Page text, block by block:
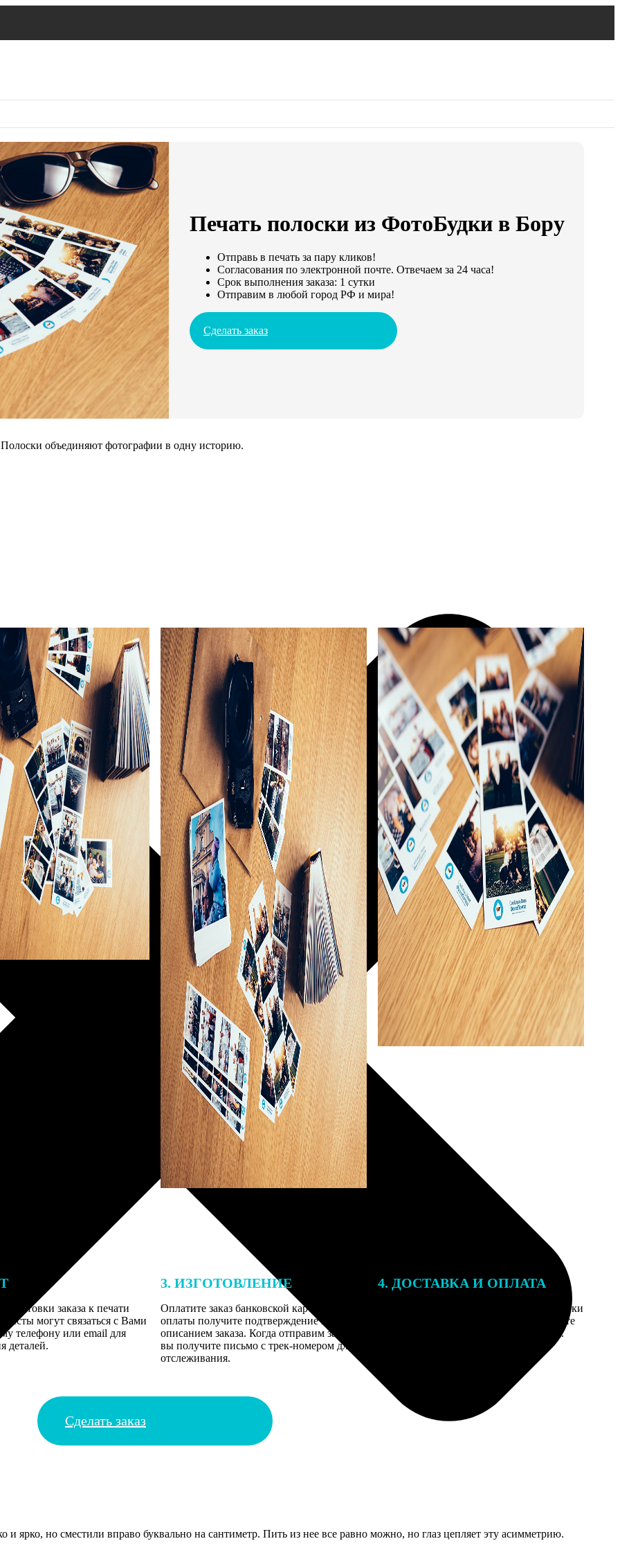
Печать полоски из ФотоБудки в Бору
Отправь в печать за пару кликов!
Согласования по электронной почте. Отвечаем за 24 часа!
Срок выполнения заказа: 1 сутки
Отправим в любой город РФ и мира!
Сделать заказ
объединяют фотографии в одну историю.
заказа к печати
могут связаться с Вами
телефону или email для
деталей.
3. ИЗГОТОВЛЕНИЕ
Оплатите заказ банковской картой. После
оплаты получите подтверждение на email с
описанием заказа. Когда отправим заказ
вы получите письмо с трек-номером для
отслеживания.
4. ДОСТАВКА И ОПЛАТА
Введите адрес и выберите способ доставки
заказа. Если у вас есть промокод, введите
его в специальное поле для промокода.
Сделать заказ
ярко, но сместили вправо буквально на сантиметр. Пить из нее все равно можно, но глаз цепляет эту асимметрию.